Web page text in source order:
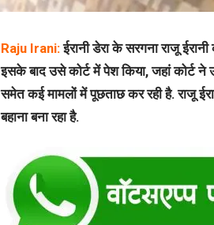
Raju Irani:ईरानी डेरा के सरगना राजू
इसके बाद उसे कोर्ट में पेश किया, जहां कोर्ट
समेत कई मामलों में पूछताछ कर रही है. राजू
बहाना बना रहा है.